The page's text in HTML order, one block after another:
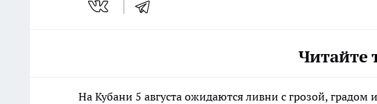
Читайте
На Кубани 5 августа ожидаются ливни с грозой, градом